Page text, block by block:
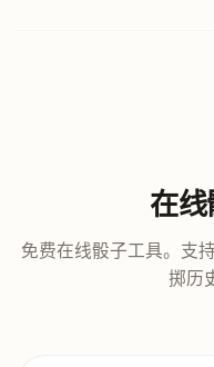
在线
免费在线骰子工具。支
掷历